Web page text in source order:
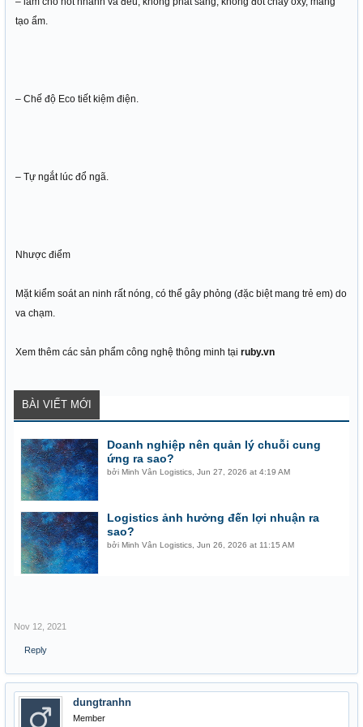
tạo ẩm.
– Chế độ Eco tiết kiệm điện.
– Tự ngắt lúc đổ ngã.
Nhược điểm
Mặt kiểm soát an ninh rất nóng, có thể gây phỏng (đặc biệt mang trẻ em) do
va chạm.
Xem thêm các sản phẩm công nghệ thông minh tại ruby.vn
BÀI VIẾT MỚI
Doanh nghiệp nên quản lý chuỗi cung
ứng ra sao?
bởiMinh Vân Logistics ,Jun 27, 2026 at 4:19 AM
Logistics ảnh hưởng đến lợi nhuận ra
sao?
bởiMinh Vân Logistics ,Jun 26, 2026 at 11:15 AM
Nov 12, 2021
Reply
dungtranhn
Member